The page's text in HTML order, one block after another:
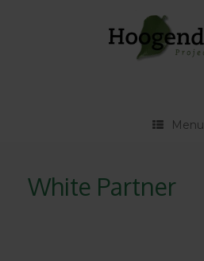
Menu
White Partner